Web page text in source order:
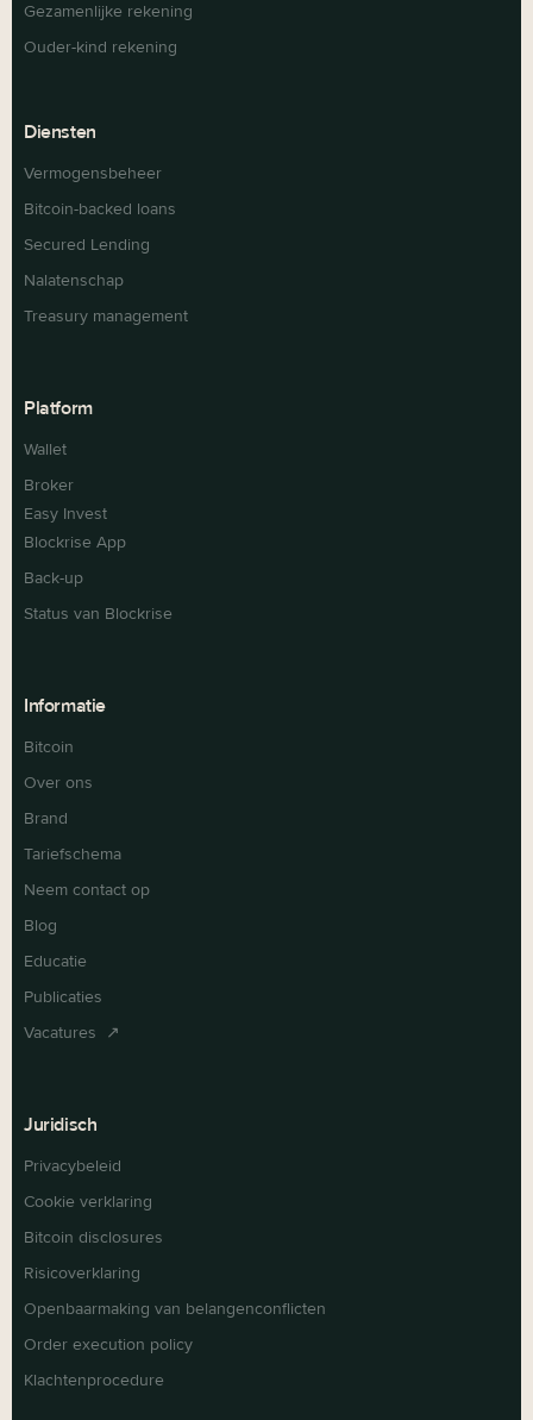
Gezamenlijke rekening
Ouder-kind rekening
Diensten
Vermogensbeheer
Bitcoin-backed loans
Secured Lending
Nalatenschap
Treasury management
Platform
Wallet
Broker
Easy Invest
Blockrise App
Back-up
Status van Blockrise
Informatie
Bitcoin
Over ons
Brand
Tariefschema
Neem contact op
Blog
Educatie
Publicaties
Vacatures ↗
Juridisch
Privacybeleid
Cookie verklaring
Bitcoin disclosures
Risicoverklaring
Openbaarmaking van belangenconflicten
Order execution policy
Klachtenprocedure